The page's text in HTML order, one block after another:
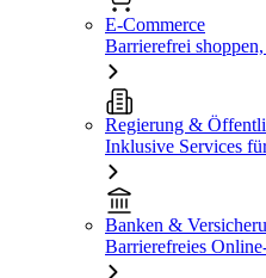
E-Commerce
Barrierefrei
Regierung &
Inklusive Services
Banken &
Barrierefreies